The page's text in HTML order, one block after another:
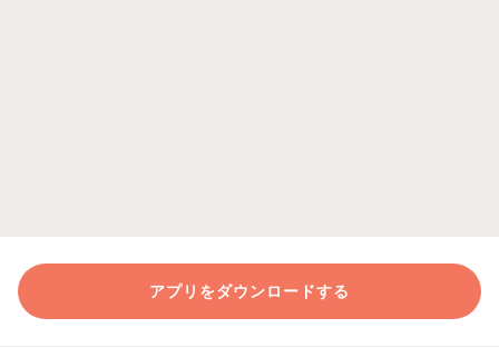
アプリをダウンロードする